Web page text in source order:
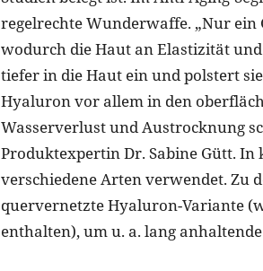
regelrechte Wunderwaffe. „Nur ein
wodurch die Haut an Elastizität
tiefer in die Haut ein und polstert
Hyaluron vor allem in den
Wasserverlust und Austrocknung
Produktexpertin Dr. Sabine Gütt.
verschiedene Arten verwendet. Zu
quervernetzte Hyaluron-Variante
enthalten), um u. a. lang